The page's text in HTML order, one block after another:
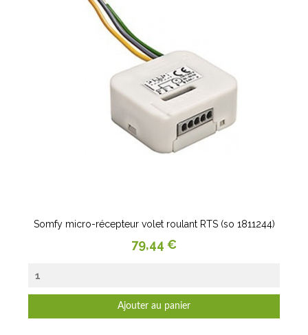
Somfy micro-récepteur volet roulant RTS (so 1811244)
Prix
79,44 €
Ajouter au panier